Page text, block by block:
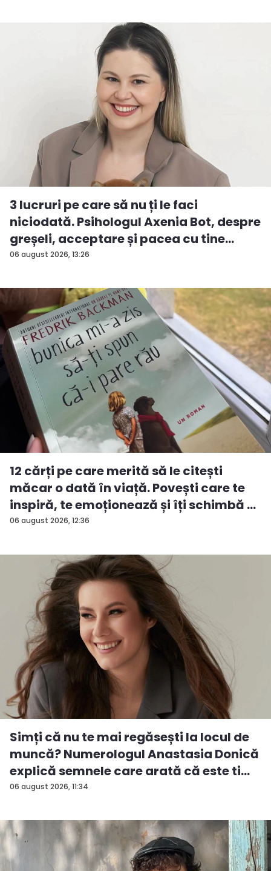
06 august 2026, 13:26
3 lucruri pe care să nu ți le faci
niciodată. Psihologul Axenia Bot, despre
greșeli, acceptare și pacea cu tine
însu...
06 august 2026, 12:36
12 cărți pe care merită să le citești
măcar o dată în viață. Povești care te
inspiră, te emoționează și îți schimbă ...
06 august 2026, 11:34
Simți că nu te mai regăsești la locul de
muncă? Numerologul Anastasia Donică
explică semnele care arată că este ti...